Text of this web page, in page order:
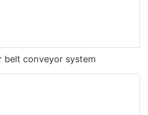
belt conveyor system